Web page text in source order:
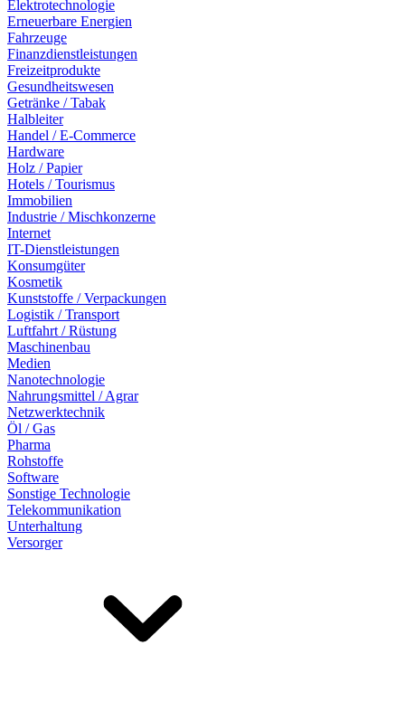
Elektrotechnologie
Erneuerbare Energien
Fahrzeuge
Finanzdienstleistungen
Freizeitprodukte
Gesundheitswesen
Getränke / Tabak
Halbleiter
Handel / E-Commerce
Hardware
Holz / Papier
Hotels / Tourismus
Immobilien
Industrie / Mischkonzerne
Internet
IT-Dienstleistungen
Konsumgüter
Kosmetik
Kunststoffe / Verpackungen
Logistik / Transport
Luftfahrt / Rüstung
Maschinenbau
Medien
Nanotechnologie
Nahrungsmittel / Agrar
Netzwerktechnik
Öl / Gas
Pharma
Rohstoffe
Software
Sonstige Technologie
Telekommunikation
Unterhaltung
Versorger